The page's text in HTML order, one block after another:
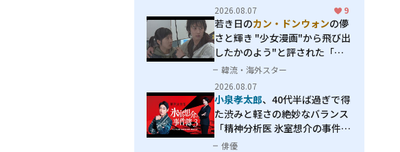
2026.08.07
9
若き日のカン・ドンウォンの儚
さと輝き "少女漫画"から飛び出
したかのよう"と評された「オ
オカミの誘惑」
韓流・海外スター
2026.08.07
小泉孝太郎、40代半ば過ぎで得
た渋みと軽さの絶妙なバランス
「精神分析医 氷室想介の事件簿
３」で見せる進化
俳優